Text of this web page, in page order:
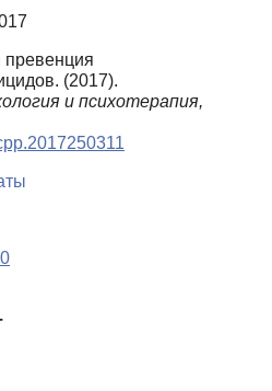
превенция
(2017).
и психотерапия,